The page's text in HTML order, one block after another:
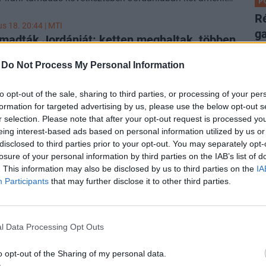
Do Not Process My Personal Information
opt-out of the sale, sharing to third parties, or processing of your
for targeted advertising by us, please use the below opt-out
selection. Please note that after your opt-out request is processed
interest-based ads based on personal information utilized by us
to third parties prior to your opt-out. You may separately
of your personal information by third parties on the IAB’s list of
This information may also be disclosed by us to third parties on the
Participants that may further disclose it to other third parties.
Data Processing Opt Outs
opt-out of the Sharing of my personal data.
felmondott átmeneti tűzszünet óta ismét a teljes körű
sodródik.
18. 20:44 | MTI
Jordániát: ketten meghaltak, többen
katona meghalt, egy eltűnt és többen
rakéta- és dróntámadás során - közölte a Középső
szombaton.
18. 13:53 | Portfolio
a légvédelmi szirénák, a legsúlyosabb
indította Irán
iráni támadások érték szombaton a kuvaiti állami
egyik létesítményét, amelyek jelentős anyagi
legsúlyosabb iráni megtorló támadássorozatát élte
18. 06:45 | Portfolio
értek bahreini, katari, kuvaiti
A